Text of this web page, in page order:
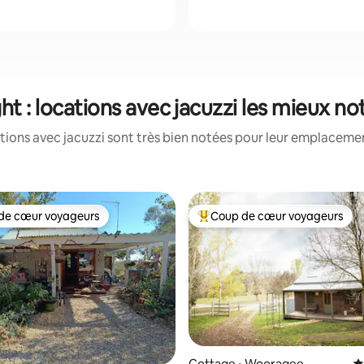
: locations avec jacuzzi les mieux
avec jacuzzi sont très bien notées pour leur
cœur voyageurs les plus appréciés
cœur voyageurs Coups de cœur voyageurs les
Coup de cœur voyageurs